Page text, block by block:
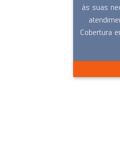
às suas
Cobertura